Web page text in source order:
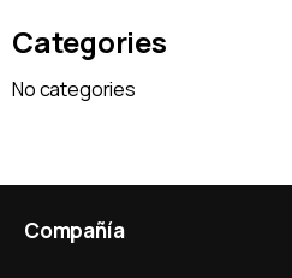
Categories
No categories
Compañía